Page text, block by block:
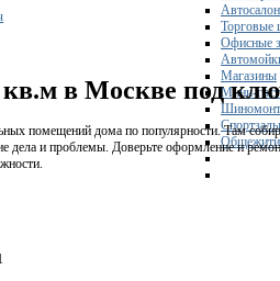
Торговые
Офисные
Магазины
Мини-
Спортзалы
в Москве под
помещений дома по популярности. Там
дела и проблемы. Доверьте оформление и